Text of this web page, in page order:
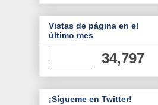
Vistas de página en el
último mes
34,797
¡Sígueme en Twitter!